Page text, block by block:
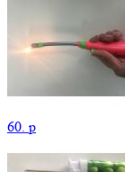
60. p